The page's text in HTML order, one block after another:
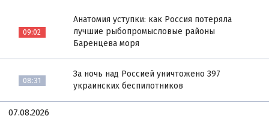
09:02
Анатомия уступки: как Россия потеряла
лучшие рыбопромысловые районы
Баренцева моря
08:31
За ночь над Россией уничтожено 397
украинских беспилотников
07.08.2026